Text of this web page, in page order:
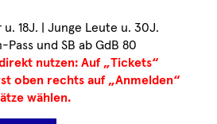
18J. | Junge Leute u. 30J.
Pass und SB ab GdB 80
nutzen: Auf „Tickets“
oben rechts auf „Anmelden“
wählen.